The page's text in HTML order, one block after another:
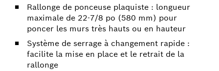
Rallonge de ponceuse plaquiste : longueur
maximale de 22-7/8 po (580 mm) pour
poncer les murs très hauts ou en hauteur
Système de serrage à changement rapide :
facilite la mise en place et le retrait de la
rallonge